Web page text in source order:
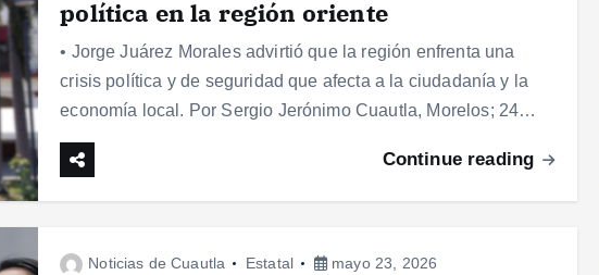
política en la región oriente
• Jorge Juárez Morales advirtió que la región enfrenta una
crisis política y de seguridad que afecta a la ciudadanía y la
economía local. Por Sergio Jerónimo Cuautla, Morelos; 24…
Continue reading
Noticias de Cuautla Estatal mayo 23, 2026